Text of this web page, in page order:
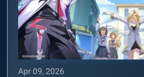
Apr 09, 2026